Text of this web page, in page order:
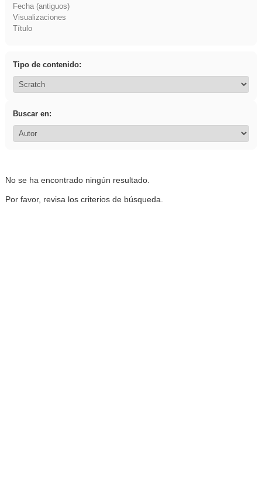
Fecha (antiguos)
Visualizaciones
Título
Tipo de contenido:
Buscar en:
No se ha encontrado ningún resultado.
Por favor, revisa los criterios de búsqueda.